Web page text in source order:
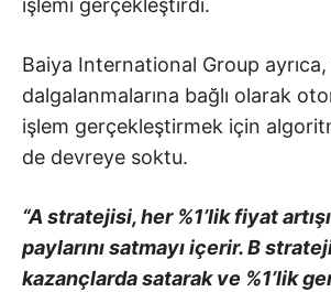
işlemi gerçekleştirdi.
Baiya International Group
dalgalanmalarına bağlı olarak
işlem gerçekleştirmek için
de devreye soktu.
“A stratejisi, her %1’lik fiyat
paylarını satmayı içerir. B
kazançlarda satarak ve %1’lik